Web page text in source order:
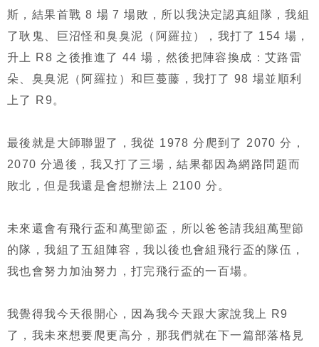
斯，結果首戰 8 場 7 場敗，所以我決定認真組隊，我組
了耿鬼、巨沼怪和臭臭泥（阿羅拉），我打了 154 場，
升上 R8 之後推進了 44 場，然後把陣容換成：艾路雷
朵、臭臭泥（阿羅拉）和巨蔓藤，我打了 98 場並順利
上了 R9。
最後就是大師聯盟了，我從 1978 分爬到了 2070 分，
2070 分過後，我又打了三場，結果都因為網路問題而
敗北，但是我還是會想辦法上 2100 分。
未來還會有飛行盃和萬聖節盃，所以爸爸請我組萬聖節
的隊，我組了五組陣容，我以後也會組飛行盃的隊伍，
我也會努力加油努力，打完飛行盃的一百場。
我覺得我今天很開心，因為我今天跟大家說我上 R9
了，我未來想要爬更高分，那我們就在下一篇部落格見